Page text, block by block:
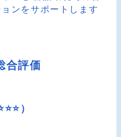
ンをサポートします
合評価
）